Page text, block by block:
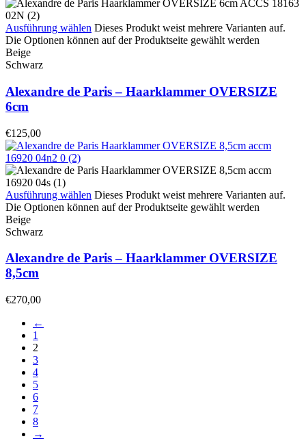
Ausführung wählen Dieses Produkt weist mehrere Varianten auf.
Die Optionen können auf der Produktseite gewählt werden
Beige
Schwarz
Alexandre de Paris – Haarklammer OVERSIZE
6cm
€125,00
Ausführung wählen Dieses Produkt weist mehrere Varianten auf.
Die Optionen können auf der Produktseite gewählt werden
Beige
Schwarz
Alexandre de Paris – Haarklammer OVERSIZE
8,5cm
€270,00
←
1
2
3
4
5
6
7
8
→